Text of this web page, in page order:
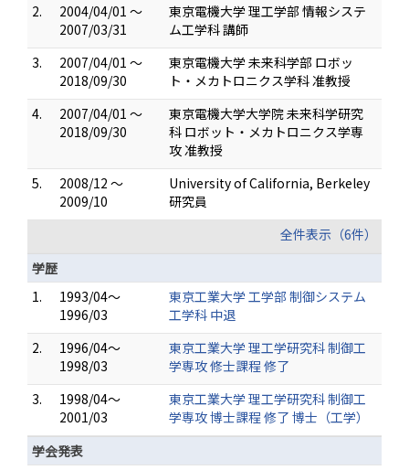
2.
2004/04/01 ～
2007/03/31
東京電機大学 理工学部 情報システ
ム工学科 講師
3.
2007/04/01 ～
2018/09/30
東京電機大学 未来科学部 ロボッ
ト・メカトロニクス学科 准教授
4.
2007/04/01 ～
2018/09/30
東京電機大学大学院 未来科学研究
科 ロボット・メカトロニクス学専
攻 准教授
5.
2008/12 ～
2009/10
University of California, Berkeley
研究員
全件表示（6件）
学歴
1.
1993/04～
1996/03
東京工業大学 工学部 制御システム
工学科 中退
2.
1996/04～
1998/03
東京工業大学 理工学研究科 制御工
学専攻 修士課程 修了
3.
1998/04～
2001/03
東京工業大学 理工学研究科 制御工
学専攻 博士課程 修了 博士（工学）
学会発表